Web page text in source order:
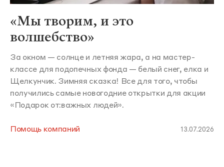
«Мы творим, и это
волшебство»
За окном — солнце и летняя жара, а на мастер-
классе для подопечных фонда — белый снег, елка и
Щелкунчик. Зимняя сказка! Все для того, чтобы
получились самые новогодние открытки для акции
«Подарок от:важных людей».
Помощь компаний 13.07.2026